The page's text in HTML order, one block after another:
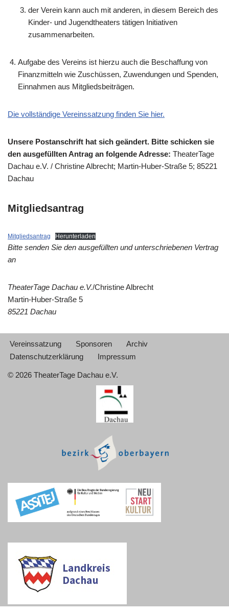
der Verein kann auch mit anderen, in diesem Bereich des
Kinder- und Jugendtheaters tätigen Initiativen
zusammenarbeiten.
Aufgabe des Vereins ist hierzu auch die Beschaffung von
Finanzmitteln wie Zuschüssen, Zuwendungen und Spenden,
Einnahmen aus Mitgliedsbeiträgen.
Die vollständige Vereinssatzung finden Sie hier.
Unsere Postanschrift hat sich geändert. Bitte schicken sie
den ausgefüllten Antrag an folgende Adresse: TheaterTage
Dachau e.V. / Christine Albrecht; Martin-Huber-Straße 5; 85221
Dachau
Mitgliedsantrag
Mitgliedsantrag Herunterladen
Bitte senden Sie den ausgefüllten und unterschriebenen Vertrag
an
TheaterTage Dachau e.V./Christine Albrecht
Martin-Huber-Straße 5
85221 Dachau
Vereinssatzung Sponsoren
Archiv
Datenschutzerklärung
Impressum
© 2026 TheaterTage Dachau e.V.